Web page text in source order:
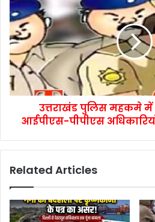
उत्तराखंड पुलिस महकमे
आईपीएस-पीपीएस
Related Articles